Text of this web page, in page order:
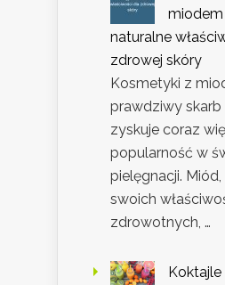
miodem
naturalne
zdrowej skóry
Kosmetyki z
prawdziwy skarb
zyskuje coraz
popularność w
pielęgnacji.
swoich
zdrowotnych, …
Koktajle